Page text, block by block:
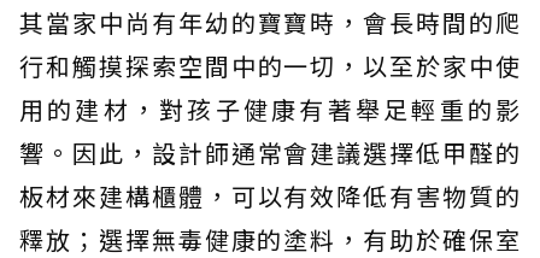
其當家中尚有年幼的寶寶時，會長時間的爬
行和觸摸探索空間中的一切，以至於家中使
用的建材，對孩子健康有著舉足輕重的影
響。因此，設計師通常會建議選擇低甲醛的
板材來建構櫃體，可以有效降低有害物質的
釋放；選擇無毒健康的塗料，有助於確保室